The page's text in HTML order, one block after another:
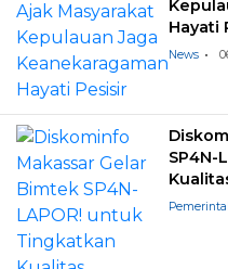
Hayati
News
SP4N-